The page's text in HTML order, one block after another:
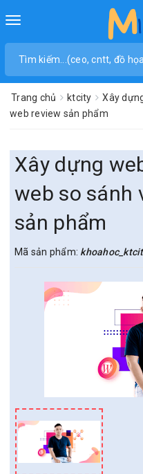
Toggle
Trang chủ ktcity
Xây
web review sản phẩm
Xây dựng
web so sánh
sản phẩm
Mã sản phẩm: